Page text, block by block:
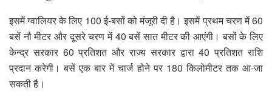
इसमें ग्वालियर के लिए 100 ई-बसों को मंजूरी दी है। इसमें प्रथम चरण में 60
बसें नौ मीटर और दूसरे चरण में 40 बसें सात मीटर की आएंगी। बसों के लिए
केन्द्र सरकार 60 प्रतिशत और राज्य सरकार द्वारा 40 प्रतिशत राशि
प्रदान करेगी। बसें एक बार में चार्ज होने पर 180 किलोमीटर तक आ-जा
सकती है।